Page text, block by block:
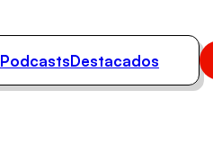
PodcastsDestacados